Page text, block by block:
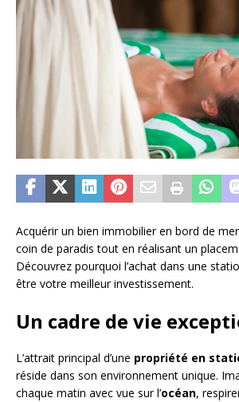
Acquérir un bien immobilier en bord de
coin de paradis tout en réalisant un
Découvrez pourquoi l’achat dans une
être votre meilleur investissement.
Un cadre de vie
L’attrait principal d’une propriété en
réside dans son environnement unique.
chaque matin avec vue sur l’océan,